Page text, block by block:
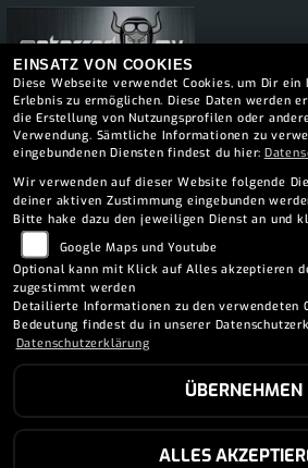
REIFENSERVICE
Euer Kontakt zur
EINSATZ VON COOKIES
Diese Webseite verwendet Cookies, um Dir ein
Erlebnis zu ermöglichen. Diese Daten werden
die Erstellung von Nutzungsprofilen oder
Verwendung. Sämtliche Informationen zu
eingebundenen Diensten findest du hier:
Wir verwenden auf dieser Website folgende
deiner aktiven Zustimmung eingebunden
Bitte hake dazu den jeweiligen Dienst an und
Google Maps und Youtube
Optional kann mit Klick auf Alles akzeptieren
zugestimmt werden
Detailierte Informationen zu den verwendeten
Bedeutung findest du in unserer
Datenschutzerklärung
ÜBERNEHMEN
ALLES